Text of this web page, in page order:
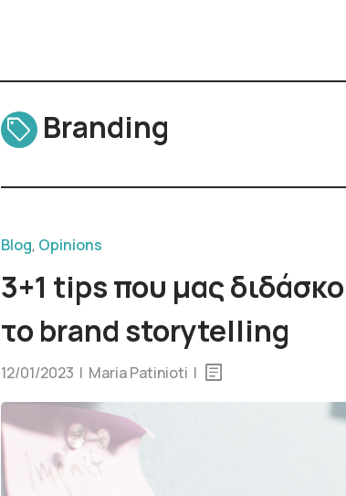
Branding
Blog, Opinions
3+1 tips που μας
το brand storytelling
12/01/2023 | Maria Patinioti |